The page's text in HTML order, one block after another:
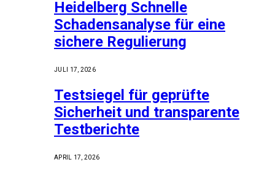
Heidelberg Schnelle
Schadensanalyse für eine
sichere Regulierung
JULI 17, 2026
Testsiegel für geprüfte
Sicherheit und transparente
Testberichte
APRIL 17, 2026